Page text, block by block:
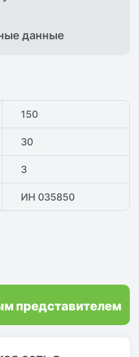
данные
150
30
3
ИН 035850
представителем